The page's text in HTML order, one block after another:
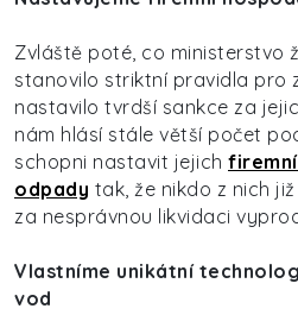
Zvláště poté, co ministerstvo
stanovilo striktní pravidla pro
nastavilo tvrdší sankce za
nám hlásí stále větší počet
schopni nastavit jejich
odpady tak, že nikdo z nich
za nesprávnou likvidaci
Vlastníme unikátní
vod